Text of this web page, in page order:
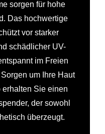
sorgen für hohe
Das hochwertige
vor starker
schädlicher UV-
im Freien
um Ihre Haut
erhalten Sie einen
der sowohl
überzeugt.